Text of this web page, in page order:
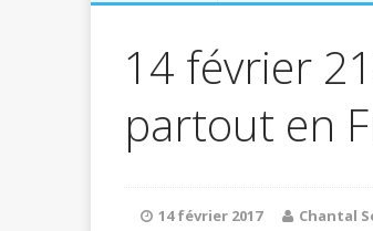
14 février
partout en
14 février 2017 Chantal